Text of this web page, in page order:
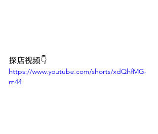
探店视频👇
https://www.youtube.com/shorts/xdQhfMG-
m44